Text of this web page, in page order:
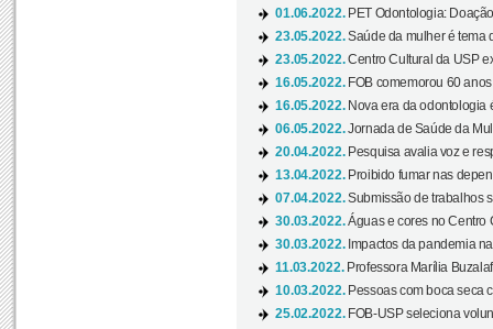
01.06.2022. PET Odontologia:
23.05.2022.Saúde da mulher é tema
23.05.2022.Centro Cultural da USP
16.05.2022. FOB comemorou 60
16.05.2022. Nova era da odontologia
06.05.2022.Jornada de Saúde da
20.04.2022. Pesquisa avalia voz e
13.04.2022. Proibido fumar nas
07.04.2022.Submissão de trabalhos
30.03.2022.Águas e cores no Centro
30.03.2022. Impactos da pandemia
11.03.2022. Professora Marília
10.03.2022. Pessoas com boca seca
25.02.2022. FOB-USP seleciona